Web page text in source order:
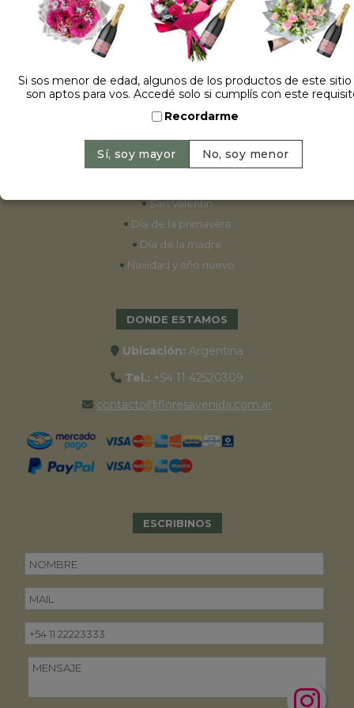
ESPECIALES
•Cumpleaños
•15 años
• Bodas
•Aniversarios
•Graduaciones
•San Valentín
• Día de la primavera
• Día de la madre
• Navidad y año nuevo
DONDE ESTAMOS
Ubicación: Argentina
Tel.: +54 11 42520309
contacto@floresavenida.com.ar
ESCRIBINOS
Si sos menor de edad, algunos de los productos de este
son aptos para vos. Accedé solo si cumplís con este
Recordarme